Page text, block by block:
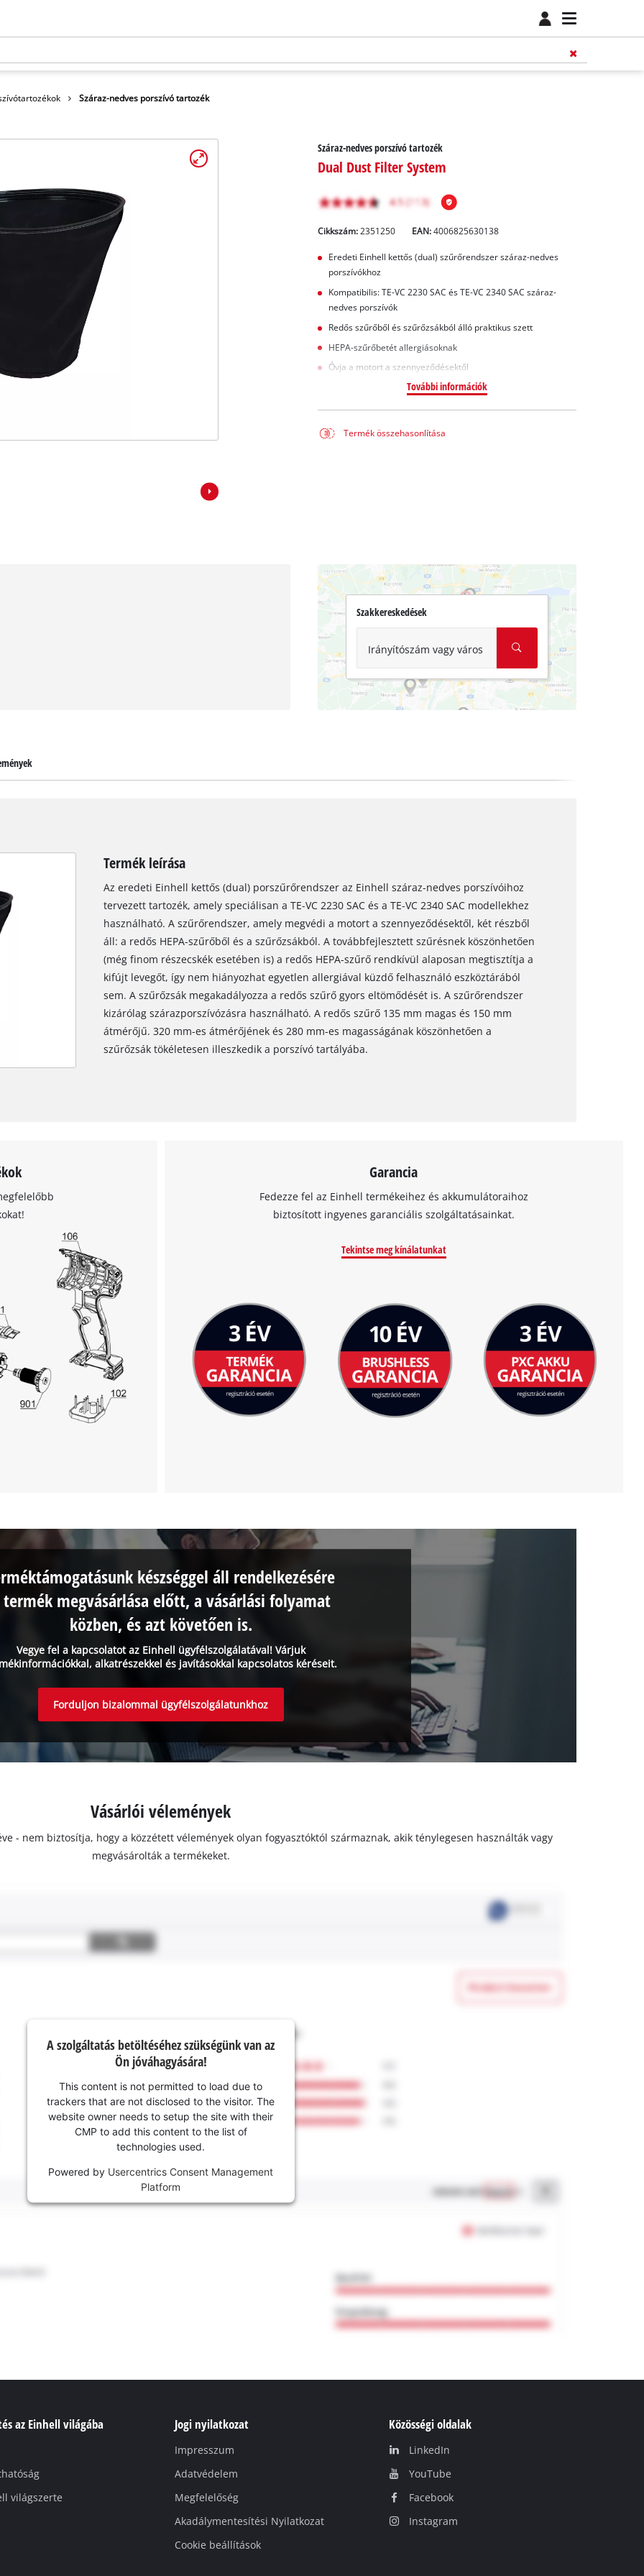
Száraz-nedves porszívó tartozék
Száraz-nedves porszívó tartozék
Dual Dust Filter System
Cikkszám: 2351250 EAN:4006825630138
Eredeti Einhell kettős (dual) szűrőrendszer száraz-nedves
porszívókhoz
Kompatibilis: TE-VC 2230 SAC és TE-VC 2340 SAC száraz-
nedves porszívók
Redős szűrőből és szűrőzsákból álló praktikus szett
HEPA-szűrőbetét allergiásoknak
Óvja a motort a szennyeződésektől
További információk
Termék összehasonlítása
Szakkereskedések
Irányítószám vagy város
A Google Maps szolgáltatás betöltéséhez
szükségünk van az Ön jóváhagyására!
This content is not permitted to load due
to trackers that are not disclosed to the
visitor. The website owner needs to setup
the site with their CMP to add this content
to the list of technologies used.
Powered by
Usercentrics Consent
Management Platform
Termék leírása
Az eredeti Einhell kettős (dual) porszűrőrendszer az Einhell száraz-nedves porszívóihoz
tervezett tartozék, amely speciálisan a TE-VC 2230 SAC és a TE-VC 2340 SAC modellekhez
használható. A szűrőrendszer, amely megvédi a motort a szennyeződésektől, két részből
áll: a redős HEPA-szűrőből és a szűrőzsákból. A továbbfejlesztett szűrésnek köszönhetően
(még finom részecskék esetében is) a redős HEPA-szűrő rendkívül alaposan megtisztítja a
kifújt levegőt, így nem hiányozhat egyetlen allergiával küzdő felhasználó eszköztárából
sem. A szűrőzsák megakadályozza a redős szűrő gyors eltömődését is. A szűrőrendszer
kizárólag szárazporszívózásra használható. A redős szűrő 135 mm magas és 150 mm
átmérőjű. 320 mm-es átmérőjének és 280 mm-es magasságának köszönhetően a
szűrőzsák tökéletesen illeszkedik a porszívó tartályába.
Garancia
Fedezze fel az Einhell termékeihez és akkumulátoraihoz
biztosított ingyenes garanciális szolgáltatásainkat.
Tekintse meg kínálatunkat
Vegye fel a kapcsolatot az Einhell ügyfélszolgálatával! Várjuk
alkatrészekkel és javításokkal kapcsolatos kéréseit.
készséggel áll rendelkezésére
megvásárlása előtt, a vásárlási folyamat
közben, és azt követően is.
Forduljon bizalommal ügyfélszolgálatunkhoz
Vásárlói vélemények
- nem biztosítja, hogy a közzétett vélemények olyan fogyasztóktól származnak, akik ténylegesen használták vagy
megvásárolták a termékeket.
A szolgáltatás betöltéséhez szükségünk van az
Ön jóváhagyására!
This content is not permitted to load due to
trackers that are not disclosed to the visitor. The
website owner needs to setup the site with their
CMP to add this content to the list of
technologies used.
Powered by Usercentrics Consent Management
Platform
az Einhell világába
világszerte
Jogi nyilatkozat
Impresszum
Adatvédelem
Megfelelőség
Akadálymentesítési Nyilatkozat
Cookie beállítások
Közösségi oldalak
LinkedIn
YouТube
Facebook
Instagram